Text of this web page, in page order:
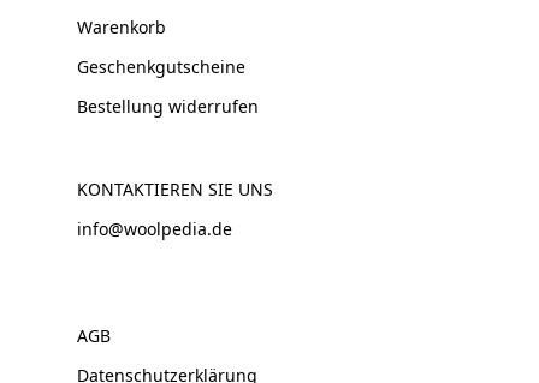
Warenkorb
Geschenkgutscheine
Bestellung widerrufen
KONTAKTIEREN SIE UNS
info@woolpedia.de
AGB
Datenschutzerklärung